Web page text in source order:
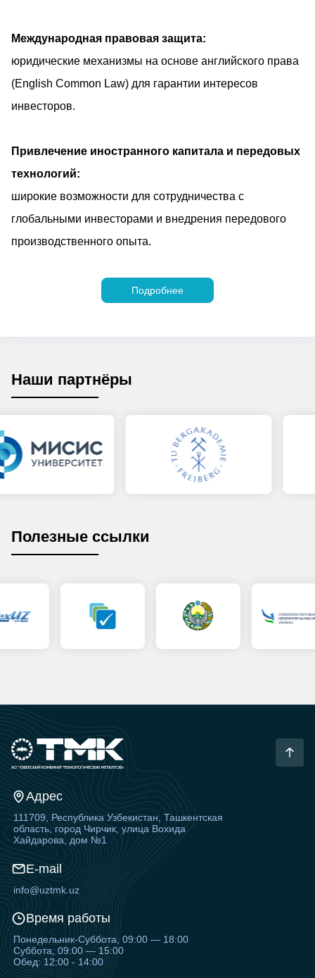
Международная правовая защита:
юридические механизмы на основе английского права
(English Common Law) для гарантии интересов
инвесторов.
Привлечение иностранного капитала и передовых
технологий:
широкие возможности для сотрудничества с
глобальными инвесторами и внедрения передового
производственного опыта.
Подробнее
Наши партнёры
Полезные ссылки
Адрес
111709, Республика Узбекистан, Ташкентская
область, город Чирчик, улица Вохида
Хайдарова, дом №1
E-mail
info@uztmk.uz
Время работы
Понедельник-Суббота, 09:00 — 18:00
Суббота, 09:00 — 15:00
Обед: 12:00 - 14:00